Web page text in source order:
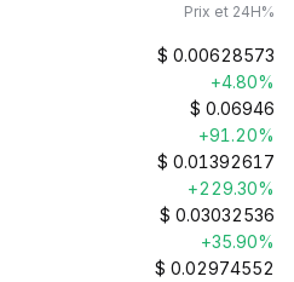
Prix et 24H%
$ 0.00628573
+4.80%
$ 0.06946
+91.20%
$ 0.01392617
+229.30%
$ 0.03032536
+35.90%
$ 0.02974552